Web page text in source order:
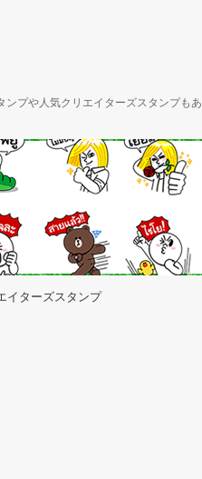
プや人気クリエイターズスタンプもあ
イターズスタンプ